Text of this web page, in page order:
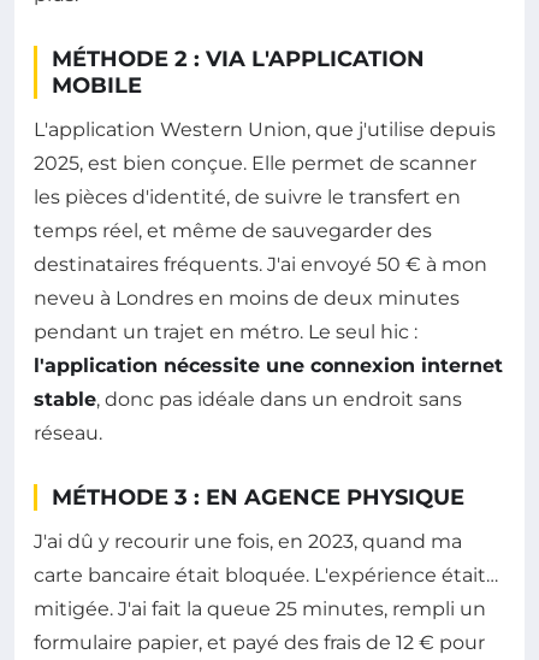
MÉTHODE 2 : VIA L'APPLICATION
MOBILE
L'application Western Union, que j'utilise depuis
2025, est bien conçue. Elle permet de scanner
les pièces d'identité, de suivre le transfert en
temps réel, et même de sauvegarder des
destinataires fréquents. J'ai envoyé 50 € à mon
neveu à Londres en moins de deux minutes
pendant un trajet en métro. Le seul hic :
l'application nécessite une connexion internet
stable, donc pas idéale dans un endroit sans
réseau.
MÉTHODE 3 : EN AGENCE PHYSIQUE
J'ai dû y recourir une fois, en 2023, quand ma
carte bancaire était bloquée. L'expérience était…
mitigée. J'ai fait la queue 25 minutes, rempli un
formulaire papier, et payé des frais de 12 € pour